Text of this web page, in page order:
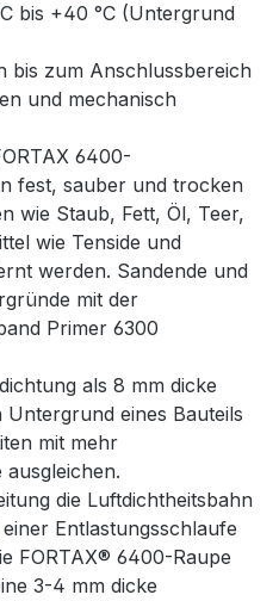
bis +40 °C (Untergrund
bis zum Anschlussbereich
und mechanisch
6400-
fest, sauber und trocken
wie Staub, Fett, Öl, Teer,
wie Tenside und
werden. Sandende und
mit der
Primer 6300
als 8 mm dicke
eines Bauteils
mit mehr
ausgleichen.
die Luftdichtheitsbahn
Entlastungsschlaufe
FORTAX® 6400-Raupe
3-4 mm dicke